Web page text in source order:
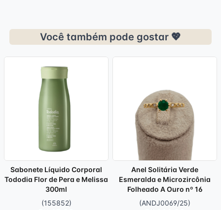
Você também pode gostar 💖
Sabonete Líquido Corporal
Tododia Flor de Pera e Melissa
300ml
(155852)
Anel Solitária Verde
Esmeralda e Microzircônia
Folheado A Ouro nº 16
(ANDJ0069/25)